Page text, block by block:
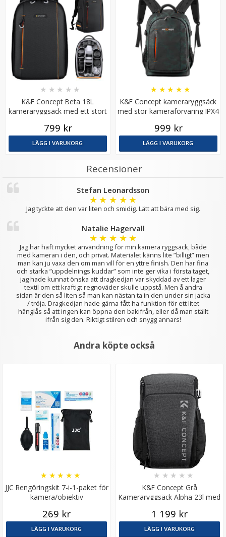
149 kr
LÄGG I VARUKORG
JJC rengöringskit 4-i-1 för kamera och objektiv
★★★★★
149 kr
LÄGG I VARUKORG
K&F Concept Beta 18L
kameraryggsäck med ett stort
★ ★ ★ ★ ★
799 kr
LÄGG I VARUKORG
K&F Concept kameraryggsäck
med stor kameraförvaring IPX4
★ ★ ★ ★ ★
999 kr
LÄGG I VARUKORG
Recensioner
Stefan Leonardsson
★ ★ ★ ★ ★
Jag tyckte att den var liten och smidig. Lätt att bära med sig.
Natalie Hagervall
★ ★ ★ ★ ★
Jag har haft mycket användning för min kamera ryggsäck, både
med kameran i den, och privat. Materialet känns lite ”billigt” men
man kan ju vaxa den om man vill för en yttre finish. Den har fina
och starka ”uppdelnings kuddar” som inte ger vika i första taget,
jag hade kunnat önska att dragkedjan var skyddad av ett lager
textil om ett kraftigt regnoväder skulle uppstå. Men å andra
sidan är den så liten så man kan nästan ta in den under sin jacka
/ tröja. Dragkedjan hade gärna fått ha funktion för ett litet
hänglås så att ingen kan öppna den bakifrån, eller då man ställt
ifrån sig den. Riktigt stilren och snygg annars!
Andra köpte också
JJC Rengöringskit 7-i-1-paket för
kamera/objektiv
★ ★ ★ ★ ★
269 kr
LÄGG I VARUKORG
K&F Concept Grå
Kameraryggsäck Alpha 23l med
★ ★ ★ ★ ★
1 199 kr
LÄGG I VARUKORG